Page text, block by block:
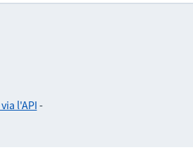
l'API -